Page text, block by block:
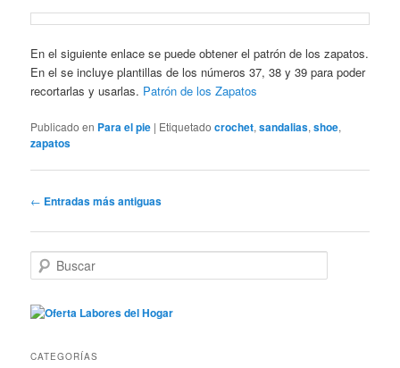
En el siguiente enlace se puede obtener el patrón de los zapatos.
En el se incluye plantillas de los números 37, 38 y 39 para poder
recortarlas y usarlas. Patrón de los Zapatos
Publicado en Para el pie | Etiquetado crochet,sandalias,shoe,
zapatos
Navegación
entradas
← Entradas más antiguas
u
c
CATEGORÍAS